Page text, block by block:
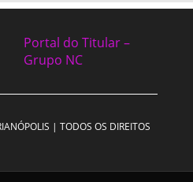
Portal do Titular –
Grupo NC
| TODOS OS DIREITOS